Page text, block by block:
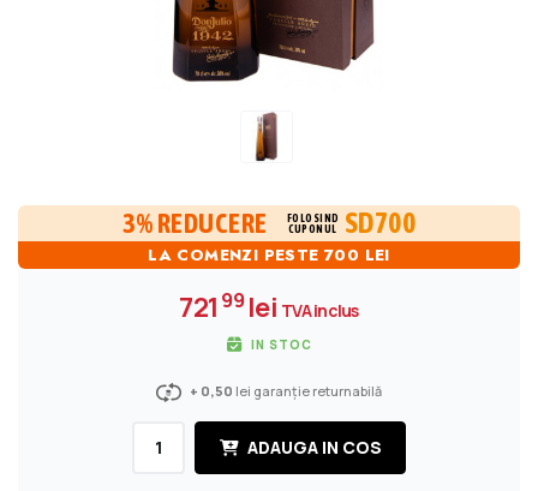
3% REDUCERE
FOLOSIND
CUPONUL
SD700
LA COMENZI PESTE 700 LEI
721 99lei TVA inclus
IN STOC
+ 0,50 lei garanție returnabilă
ADAUGA IN COS